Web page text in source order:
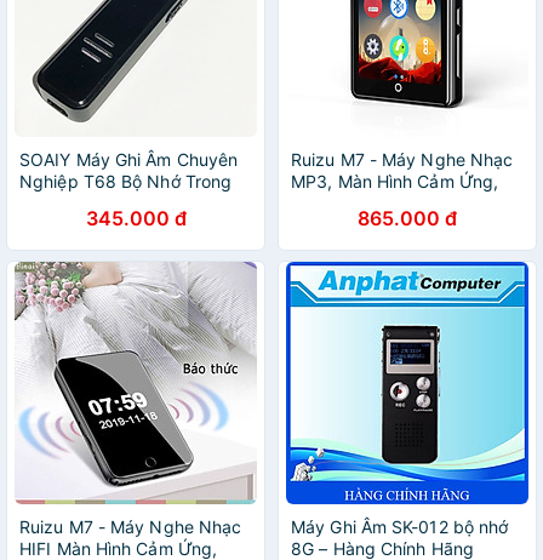
SOAIY Máy Ghi Âm Chuyên
Nghiệp T68 Bộ Nhớ Trong
- Hàng Nhập Khẩu
345.000 đ
Ruizu M7 - Máy Nghe Nhạc
MP3, Màn Hình Cảm Ứng,
Ngoài - Hàng Chính Hãng
865.000 đ
Ruizu M7 - Máy Nghe Nhạc
HIFI Màn Hình Cảm Ứng,
Máy Ghi Âm SK-012 bộ nhớ
8G – Hàng Chính Hãng